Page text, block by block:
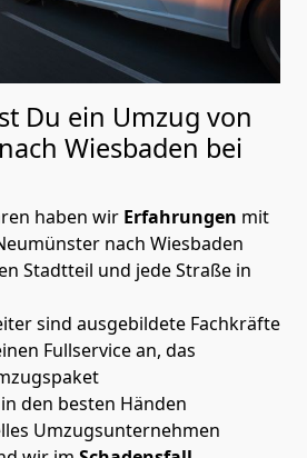
Du ein Umzug von
Wiesbaden bei
haben wir Erfahrungen mit
nach Wiesbaden
Stadtteil und jede Straße in
sind ausgebildete Fachkräfte
Fullservice an, das
den besten Händen
Umzugsunternehmen